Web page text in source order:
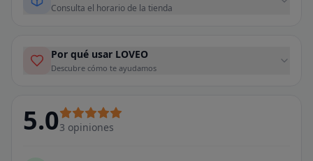
Consulta el horario de la tienda
Por qué usar LOVEO
Descubre cómo te ayudamos
5.03 opiniones